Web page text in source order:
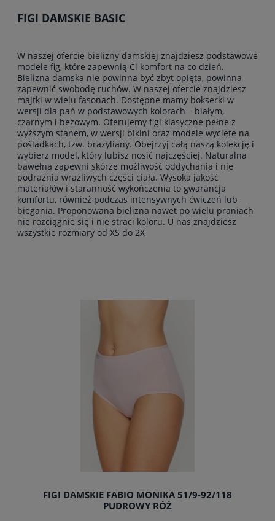
FIGI DAMSKIE BASIC
W naszej ofercie bielizny damskiej znajdziesz podstawowe
modele fig, które zapewnią Ci komfort na co dzień.
Bielizna damska nie powinna być zbyt opięta, powinna
zapewnić swobodę ruchów. W naszej ofercie znajdziesz
majtki w wielu fasonach. Dostępne mamy bokserki w
wersji dla pań w podstawowych kolorach – białym,
czarnym i beżowym. Oferujemy figi klasyczne pełne z
wyższym stanem, w wersji bikini oraz modele wycięte na
pośladkach, tzw. brazyliany. Obejrzyj całą naszą kolekcję i
wybierz model, który lubisz nosić najczęściej. Naturalna
bawełna zapewni skórze możliwość oddychania i nie
podrażnia wrażliwych części ciała. Wysoka jakość
materiałów i staranność wykończenia to gwarancja
komfortu, również podczas intensywnych ćwiczeń lub
biegania. Proponowana bielizna nawet po wielu praniach
nie rozciągnie się i nie straci koloru. U nas znajdziesz
wszystkie rozmiary od XS do 2X
FIGI DAMSKIE FABIO MONIKA 51/9-92/118
PUDROWY RÓŻ